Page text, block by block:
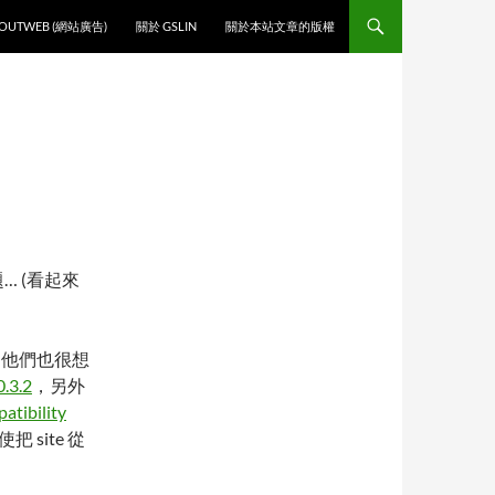
(網站廣告)
關於 GSLIN 關於本站文章的版權
(看起來
們也很想
，另外
把 site 從